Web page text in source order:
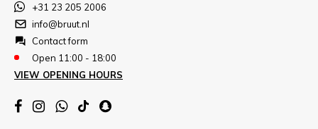
+31 23 205 2006
info@bruut.nl
Contact form
Open 11:00 - 18:00
VIEW OPENING HOURS